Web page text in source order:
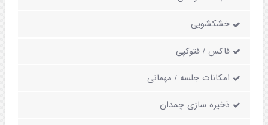
خشکشویی
فاکس / فتوکپی
امکانات جلسه / مهمانی
ذخیره سازی چمدان